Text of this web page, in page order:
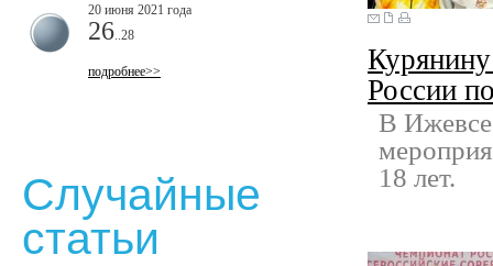
Курянину
России
В Ижевсе
18 лет.
20 июня 2021 года
26 ..28
подробнее>>
Случайные
статьи